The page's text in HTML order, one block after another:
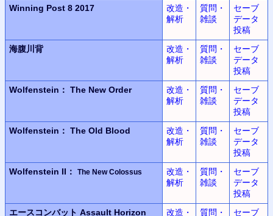
Winning Post 8 2017
改造・
解析
質問・
雑談
セーブ
データ
投稿
海腹川背
改造・
解析
質問・
雑談
セーブ
データ
投稿
Wolfenstein： The New Order
改造・
解析
質問・
雑談
セーブ
データ
投稿
Wolfenstein： The Old Blood
改造・
解析
質問・
雑談
セーブ
データ
投稿
Wolfenstein II：
The New Colossus
改造・
解析
質問・
雑談
セーブ
データ
投稿
エースコンバット Assault Horizon
改造・
質問・
セーブ